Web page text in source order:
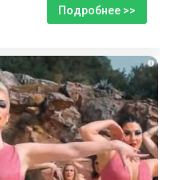
Подробнее >>
i